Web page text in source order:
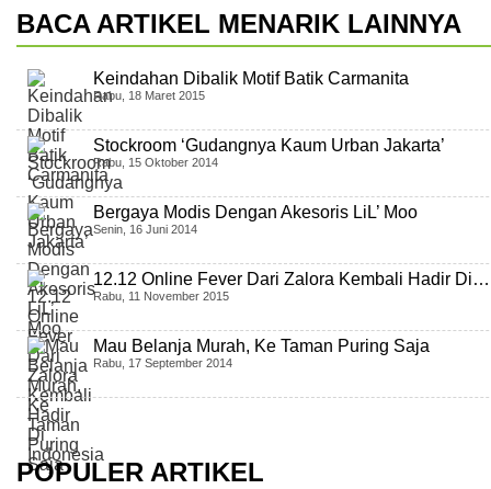
BACA ARTIKEL MENARIK LAINNYA
Keindahan Dibalik Motif Batik Carmanita
Rabu, 18 Maret 2015
Stockroom ‘Gudangnya Kaum Urban Jakarta’
Rabu, 15 Oktober 2014
Bergaya Modis Dengan Akesoris LiL’ Moo
Senin, 16 Juni 2014
12.12 Online Fever Dari Zalora Kembali Hadir Di…
Rabu, 11 November 2015
Mau Belanja Murah, Ke Taman Puring Saja
Rabu, 17 September 2014
POPULER ARTIKEL